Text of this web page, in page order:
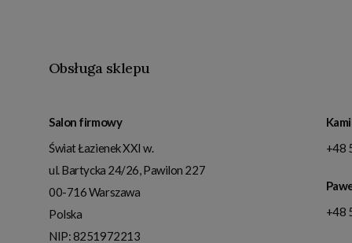
Obsługa sklepu
Salon firmowy
Świat Łazienek XXI w.
ul. Bartycka 24/26, Pawilon 227
00-716Warszawa
Polska
NIP:8251972213
+48
+48